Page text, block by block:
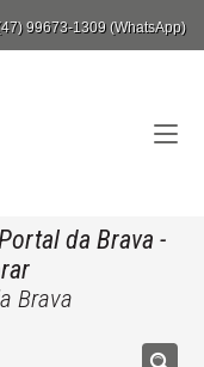
99673-1309 (WhatsApp)
da Brava -
Brava